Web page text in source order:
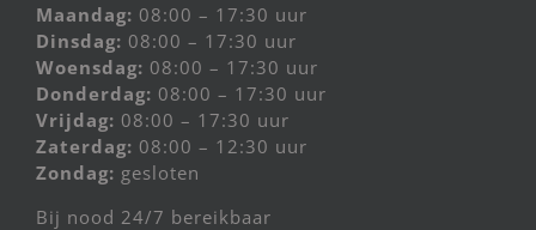
Maandag: 08:00 – 17:30 uur
Dinsdag: 08:00 – 17:30 uur
Woensdag: 08:00 – 17:30 uur
Donderdag: 08:00 – 17:30 uur
Vrijdag: 08:00 – 17:30 uur
Zaterdag: 08:00 – 12:30 uur
Zondag: gesloten
Bij nood 24/7 bereikbaar